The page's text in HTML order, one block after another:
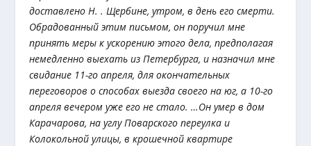
доставлено Н. Ѳ. Щербине, утром, в день его смерти.
Обрадованный этим письмом, он поручил мне
принять меры к ускорению этого дела, предполагая
немедленно выехать из Петербурга, и назначил мне
свидание 11-го апреля, для окончательных
переговоров о способах выезда своего на юг, а 10-го
апреля вечером уже его не стало. …Он умер в дом
Карачарова, на углу Поварского переулка и
Колокольной улицы, в крошечной квартире